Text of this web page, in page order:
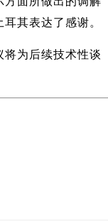
其表达了感谢。
为后续技术性谈